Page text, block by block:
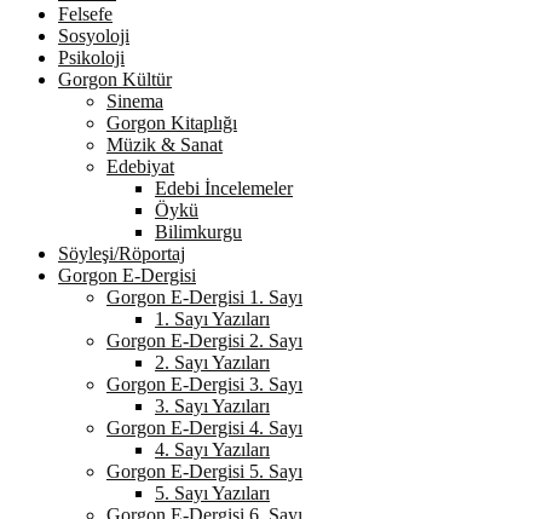
Felsefe
Sosyoloji
Psikoloji
Gorgon Kültür
Sinema
Gorgon Kitaplığı
Müzik & Sanat
Edebiyat
Edebi İncelemeler
Öykü
Bilimkurgu
Söyleşi/Röportaj
Gorgon E-Dergisi
Gorgon E-Dergisi 1. Sayı
1. Sayı Yazıları
Gorgon E-Dergisi 2. Sayı
2. Sayı Yazıları
Gorgon E-Dergisi 3. Sayı
3. Sayı Yazıları
Gorgon E-Dergisi 4. Sayı
4. Sayı Yazıları
Gorgon E-Dergisi 5. Sayı
5. Sayı Yazıları
Gorgon E-Dergisi 6. Sayı